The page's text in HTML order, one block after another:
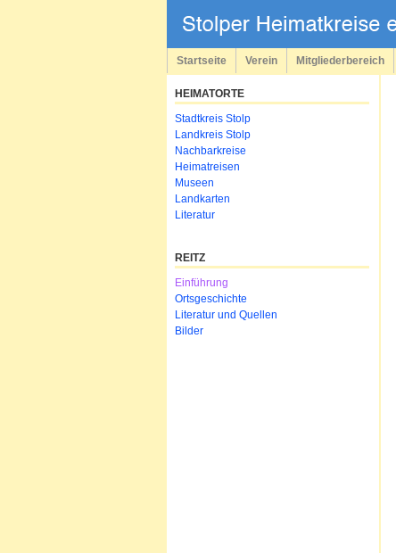
überspringen
Startseite Verein Mitgliederbereich
HEIMATORTE
Navigation
überspringen
Stadtkreis Stolp
Landkreis Stolp
Nachbarkreise
Heimatreisen
Museen
Landkarten
Literatur
REITZ
Navigation
überspringen
Einführung
Ortsgeschichte
Literatur und Quellen
Bilder